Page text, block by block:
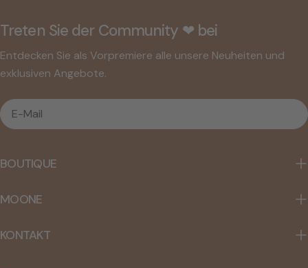
BOUTIQUE
MOONE
KONTAKT
Treten Sie der Community ❤︎ bei
Entdecken Sie als Vorpremiere alle unsere Neuheiten und
exklusiven Angebote.
E-
Mail